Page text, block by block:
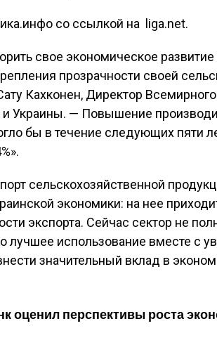
со ссылкой на liga.net.
свое экономическое
прозрачности своей
Кахконен, Директор
Украины. — Повышение
бы в течение следующих пяти
сельскохозяйственной
экономики: на нее
экспорта. Сейчас сектор не
лучшее использование вместе с
значительный вклад в
оценил перспективы роста